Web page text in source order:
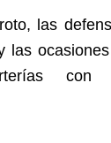
las
las
con